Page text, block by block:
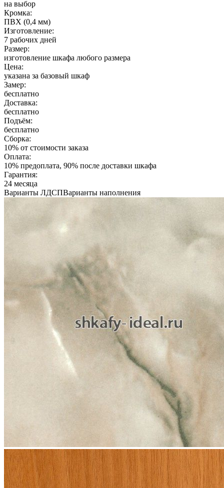
на выбор
Кромка:
ПВХ (0,4 мм)
Изготовление:
7 рабочих дней
Размер:
изготовление шкафа любого размера
Цена:
указана за базовый шкаф
Замер:
бесплатно
Доставка:
бесплатно
Подъём:
бесплатно
Сборка:
10% от стоимости заказа
Оплата:
10% предоплата, 90% после доставки шкафа
Гарантия:
24 месяца
Варианты ЛДСПВарианты наполнения